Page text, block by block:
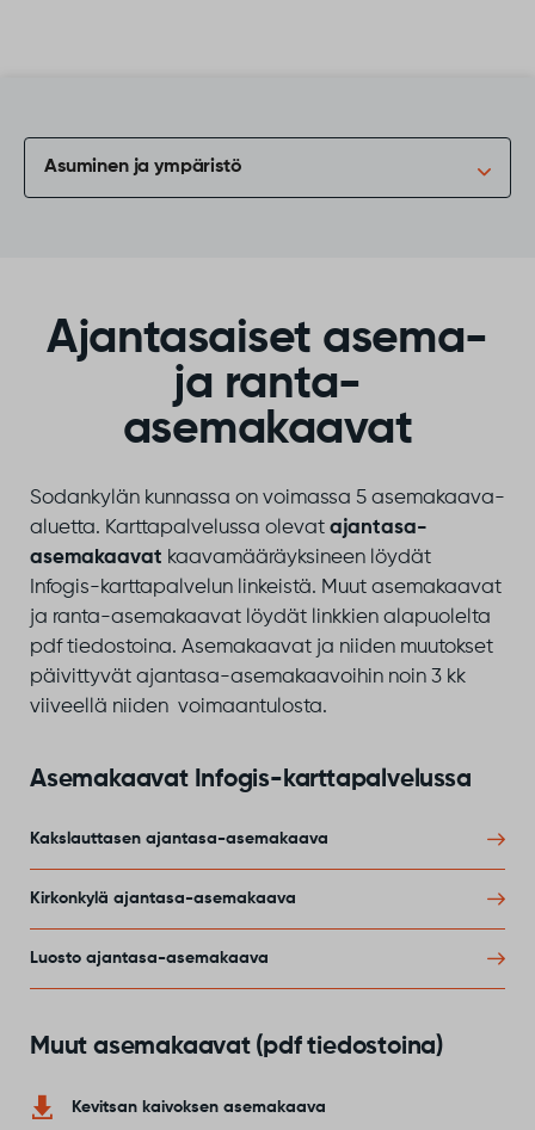
Asuminen ja ympäristö
Ajantasaiset asema-
ja ranta-
asemakaavat
Sodankylän kunnassa on voimassa 5 asemakaava-
aluetta. Karttapalvelussa olevat ajantasa-
asemakaavat kaavamääräyksineen löydät
Infogis-karttapalvelun linkeistä. Muut asemakaavat
ja ranta-asemakaavat löydät linkkien alapuolelta
pdf tiedostoina. Asemakaavat ja niiden muutokset
päivittyvät ajantasa-asemakaavoihin noin 3 kk
viiveellä niiden voimaantulosta.
Asemakaavat Infogis-karttapalvelussa
Kakslauttasen ajantasa-asemakaava
Kirkonkylä ajantasa-asemakaava
Luosto ajantasa-asemakaava
Muut asemakaavat (pdf tiedostoina)
Kevitsan kaivoksen asemakaava